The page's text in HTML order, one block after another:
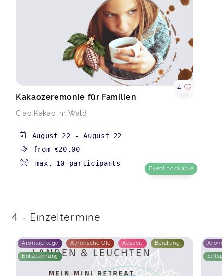
Kakaozeremonie für Familien
Ciao Kakao im Wald
4
August 22 -August 22
from €20.00
max. 10 participants
Event bookable
4 - Einzeltermine
Aromapflege Ätherische Öle Auszeit Beratung
Entspannung